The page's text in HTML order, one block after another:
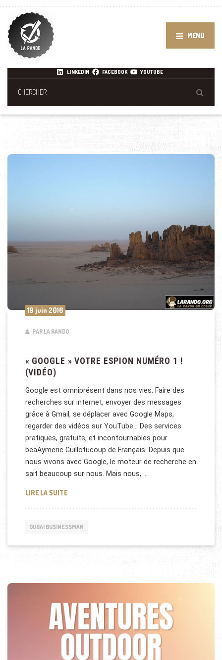
MENU
LINKEDIN FACEBOOK YOUTUBE
19 juin 2016
PAR LA RANDO
« GOOGLE » VOTRE ESPION NUMÉRO 1 !
(VIDÉO)
Google est omniprésent dans nos vies. Faire des
recherches sur internet, envoyer des messages
grâce à Gmail, se déplacer avec Google Maps,
regarder des vidéos sur YouTube… Des services
pratiques, gratuits, et incontournables pour
beaAymeric Guillotucoup de Français. Depuis que
nous vivons avec Google, le moteur de recherche en
sait beaucoup sur nous. Mais nous, …
LIRE LA SUITE« GOOGLE » VOTRE ESPION NUMÉRO 1 ! (VIDÉO)
DUBAI BUSINESSMAN